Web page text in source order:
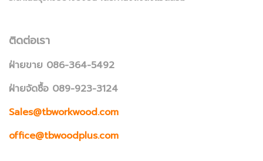
ติดต่อเรา
ฝ่ายขาย 086-364-5492
ฝ่ายจัดซื้อ 089-923-3124
Sales@tbworkwood.com
office@tbwoodplus.com